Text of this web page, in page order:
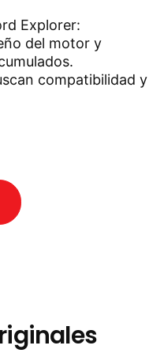
Explorer:
del motor y
compatibilidad y